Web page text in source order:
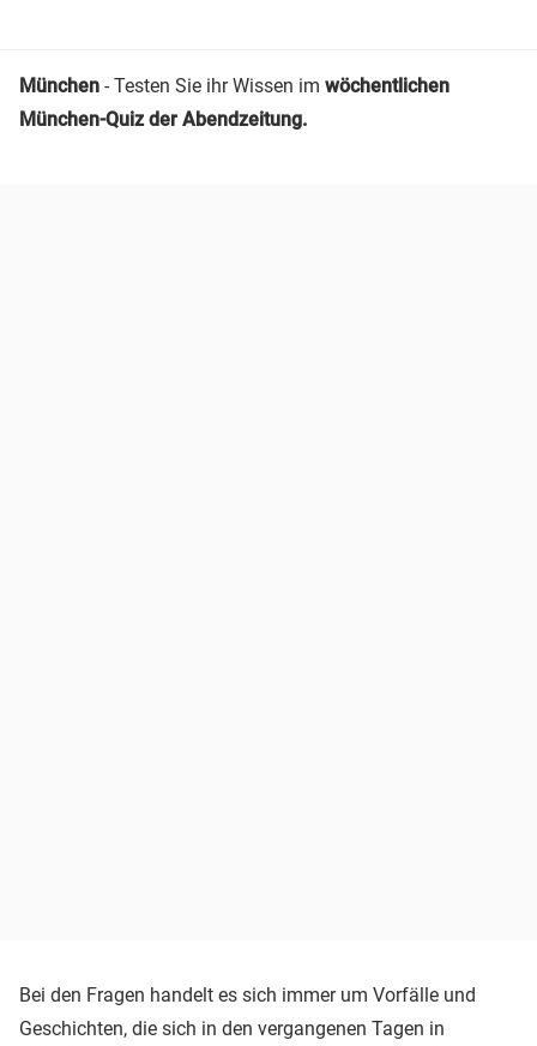
München - Testen Sie ihr Wissen im wöchentlichen
München-Quiz der Abendzeitung.
Bei den Fragen handelt es sich immer um Vorfälle und
Geschichten, die sich in den vergangenen Tagen in